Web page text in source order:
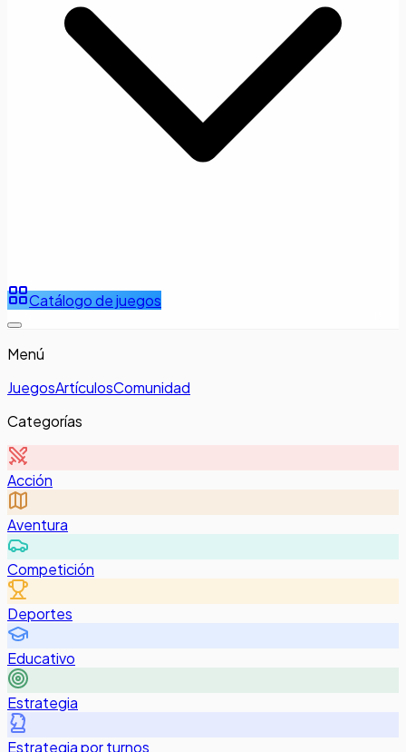
Catálogo de juegos
Menú
JuegosArtículosComunidad
Categorías
Acción
Aventura
Competición
Deportes
Educativo
Estrategia
Estrategia por turnos